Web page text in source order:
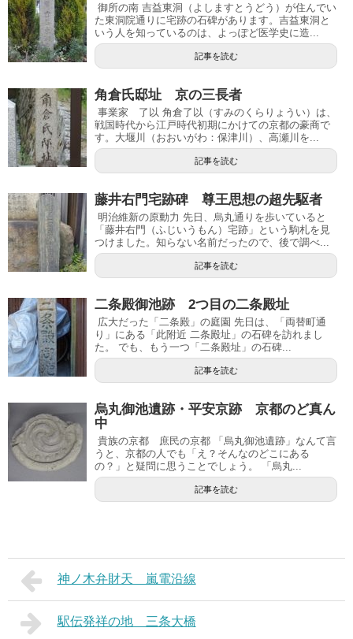
御所の南 吉益東洞（よしますとうどう）が住んでい
た東洞院通りに宅跡の石碑があります。吉益東洞と
いう人を知っているのは、よっぽど医学史に造...
記事を読む
角倉氏邸址 京の三長者
事業家 了以 角倉了以（すみのくらりょうい）は、
戦国時代から江戸時代初期にかけての京都の豪商で
す。大堰川（おおいがわ：保津川）、高瀬川を...
記事を読む
藤井右門宅跡碑 尊王思想の超先駆者
明治維新の原動力 先日、烏丸通りを歩いていると
「藤井右門（ふじいうもん）宅跡」という駒札を見
つけました。知らない名前だったので、後で調べ...
記事を読む
二条殿御池跡 2つ目の二条殿址
広大だった「二条殿」の庭園 先日は、「両替町通
り」にある「此附近 二条殿址」の石碑を訪れまし
た。 でも、もう一つ「二条殿址」の石碑...
記事を読む
烏丸御池遺跡・平安京跡 京都のど真ん
中
貴族の京都 庶民の京都 「烏丸御池遺跡」なんて言
うと、京都の人でも「え？そんなのどこにある
の？」と疑問に思うことでしょう。 「烏丸...
記事を読む
神ノ木弁財天 嵐電沿線
駅伝発祥の地 三条大橋